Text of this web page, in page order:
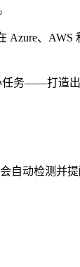
Azure、AWS
任务——打造出
自动检测并